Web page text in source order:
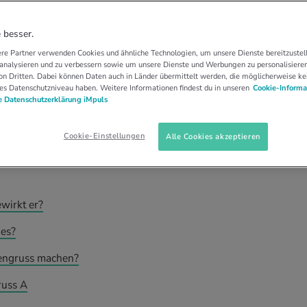
er geht – Schritt
Warm-up für die Yoga-Praxis. Was
du am besten übst.
er?
machen?
A
besser.
Partner verwenden Cookies und ähnliche Technologien, um unsere Dienste
und zu verbessern sowie um unsere Dienste und Werbungen zu
Dritten. Dabei können Daten auch in Länder übermittelt werden, die möglicherweise
Datenschutzniveau haben. Weitere Informationen findest du in unseren Cookie-
Datenschutzerklärung iMpuls
Cookie-Einstellungen Alle Cookies akzeptieren